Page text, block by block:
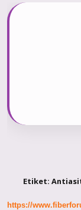
Etiket:
https://